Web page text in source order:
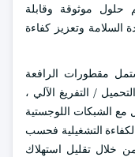
حلول موثوقة وقابلة
السلامة وتعزيز كفاءة
مقطورات الرافعة
/ التفريغ الآلي ،
مع الشبكات اللوجستية
التشغيلية فحسب
خلال تقليل استهلاك